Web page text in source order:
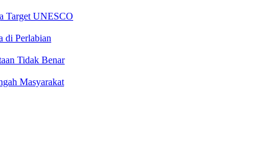
Target UNESCO
di Perlabian
Tidak Benar
Masyarakat